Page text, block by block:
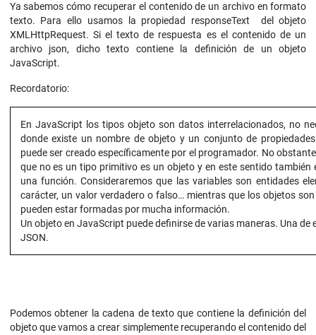
Ya sabemos cómo recuperar el contenido de un archivo en formato
texto. Para ello usamos la propiedad responseText del objeto
XMLHttpRequest. Si el texto de respuesta es el contenido de un
archivo json, dicho texto contiene la definición de un objeto
JavaScript.
Recordatorio:
En JavaScript los tipos objeto son datos interrelacionados, no
donde existe un nombre de objeto y un conjunto de
puede ser creado específicamente por el programador. No
que no es un tipo primitivo es un objeto y en este sentido también
una función. Consideraremos que las variables son entidades
carácter, un valor verdadero o falso… mientras que los objetos
pueden estar formadas por mucha información.
Un objeto en JavaScript puede definirse de varias maneras. Una de
JSON.
Podemos obtener la cadena de texto que contiene la definición del
objeto que vamos a crear simplemente recuperando el contenido del